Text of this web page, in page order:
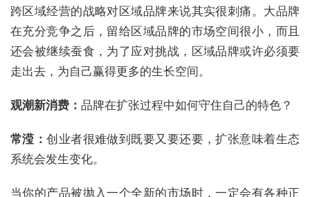
跨区域经营的战略对区域品牌来说其实很刺痛。大品牌
在充分竞争之后，留给区域品牌的市场空间很小，而且
还会被继续蚕食，为了应对挑战，区域品牌或许必须要
走出去，为自己赢得更多的生长空间。
观潮新消费： 品牌在扩张过程中如何守住自己的特色？
常滢：创业者很难做到既要又要还要，扩张意味着生态
系统会发生变化。
当你的产品被抛入一个全新的市场时，一定会有各种正